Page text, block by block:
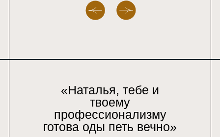
«Наталья, тебе и
твоему
профессионализму
готова оды петь вечно»